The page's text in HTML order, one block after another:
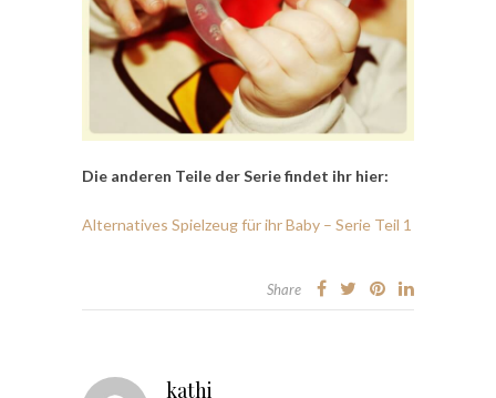
Die anderen Teile der Serie findet ihr hier:
Alternatives Spielzeug für ihr Baby – Serie Teil 1
Share
kathi